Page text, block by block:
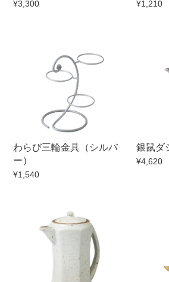
¥3,300 ¥1,210
わらび三輪金具（シルバ
ー）
¥1,540
銀鼠ダ
¥4,620